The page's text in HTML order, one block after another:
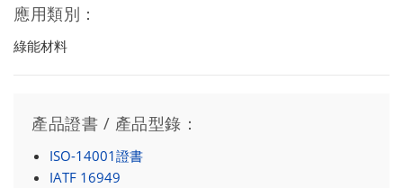
應用類別：
綠能材料
產品證書 / 產品型錄：
ISO-14001證書
IATF 16949